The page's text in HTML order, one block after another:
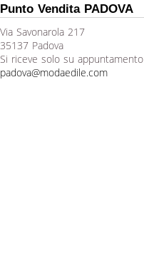
Punto Vendita PADOVA
Via Savonarola 217
35137 Padova
Si riceve solo su appuntamento
padova@modaedile.com